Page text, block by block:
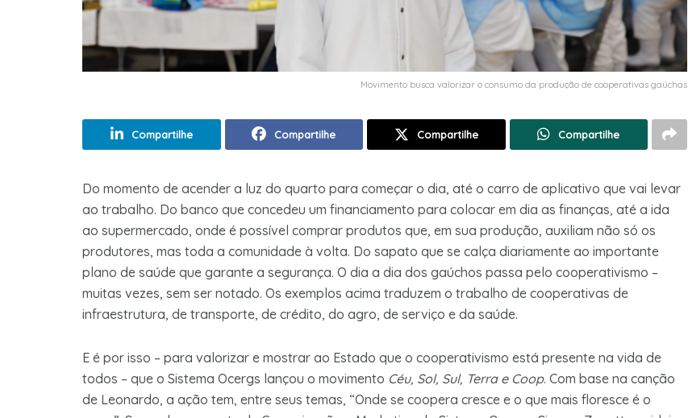
Movimento busca valorizar o consumo da produção de cooperativas gaúchas
Compartilhe Compartilhe Compartilhe Compartilhe
Do momento de acender a luz do quarto para começar o dia, até o carro de aplicativo que vai levar
ao trabalho. Do banco que concedeu um financiamento para colocar em dia as finanças, até a ida
ao supermercado, onde é possível comprar produtos que, em sua produção, auxiliam não só os
produtores, mas toda a comunidade à volta. Do sapato que se calça diariamente ao importante
plano de saúde que garante a segurança. O dia a dia dos gaúchos passa pelo cooperativismo –
muitas vezes, sem ser notado. Os exemplos acima traduzem o trabalho de cooperativas de
infraestrutura, de transporte, de crédito, do agro, de serviço e da saúde.
E é por isso – para valorizar e mostrar ao Estado que o cooperativismo está presente na vida de
todos – que o Sistema Ocergs lançou o movimento Céu, Sol, Sul, Terra e Coop. Com base na canção
de Leonardo, a ação tem, entre seus temas, “Onde se coopera cresce e o que mais floresce é o